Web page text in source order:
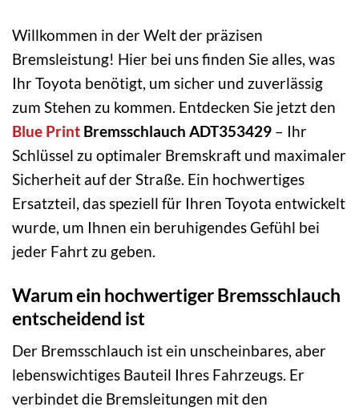
Willkommen in der Welt der präzisen
Bremsleistung! Hier bei uns finden Sie alles, was
Ihr Toyota benötigt, um sicher und zuverlässig
zum Stehen zu kommen. Entdecken Sie jetzt den
Blue Print Bremsschlauch ADT353429 – Ihr
Schlüssel zu optimaler Bremskraft und maximaler
Sicherheit auf der Straße. Ein hochwertiges
Ersatzteil, das speziell für Ihren Toyota entwickelt
wurde, um Ihnen ein beruhigendes Gefühl bei
jeder Fahrt zu geben.
Warum ein hochwertiger Bremsschlauch
entscheidend ist
Der Bremsschlauch ist ein unscheinbares, aber
lebenswichtiges Bauteil Ihres Fahrzeugs. Er
verbindet die Bremsleitungen mit den